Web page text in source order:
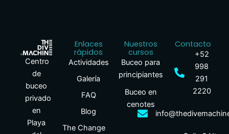
Centro
de
buceo
privado
en
Playa
Enlaces
rápidos
Actividades
Galería
FAQ
Blog
The Change
Nuestros
cursos
Buceo para
principiantes
Buceo en
cenotes
Contacto
+52
998
291
2220